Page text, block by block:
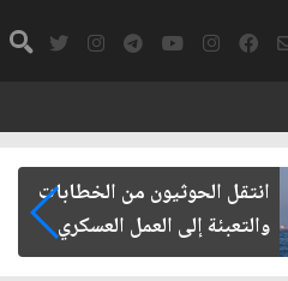
انتقل الحوثيون من الخطابات
والتعبئة إلى العمل العسكري